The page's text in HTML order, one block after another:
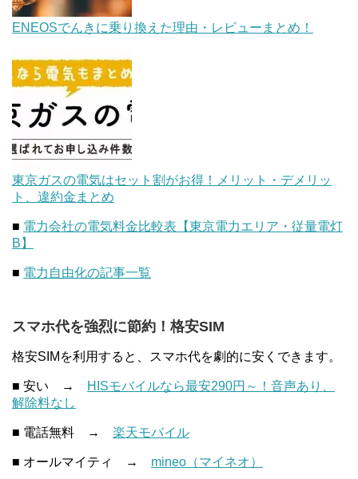
ENEOSでんきに乗り換えた理由・レビューまとめ！
東京ガスの電気はセット割がお得！メリット・デメリッ
ト、違約金まとめ
■ 電力会社の電気料金比較表【東京電力エリア・従量電灯
B】
■ 電力自由化の記事一覧
スマホ代を強烈に節約！格安SIM
格安SIMを利用すると、スマホ代を劇的に安くできます。
■ 安い →
HISモバイルなら最安290円～！音声あり、
解除料なし
■ 電話無料 → 楽天モバイル
■ オールマイティ → mineo（マイネオ）